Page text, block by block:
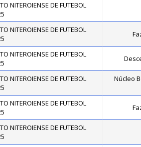
NITEROIENSE DE FUTEBOL
NITEROIENSE DE FUTEBOL
NITEROIENSE DE FUTEBOL
NITEROIENSE DE FUTEBOL
Núcleo
NITEROIENSE DE FUTEBOL
NITEROIENSE DE FUTEBOL